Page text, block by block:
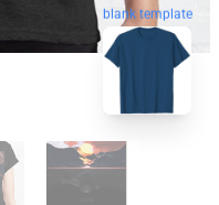
blank template